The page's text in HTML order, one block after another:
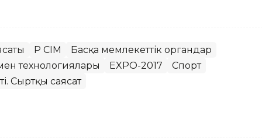
ҚР СІМ
Басқа мемлекеттік органдар
технологиялары EXPO-2017
Спорт
Сыртқы саясат